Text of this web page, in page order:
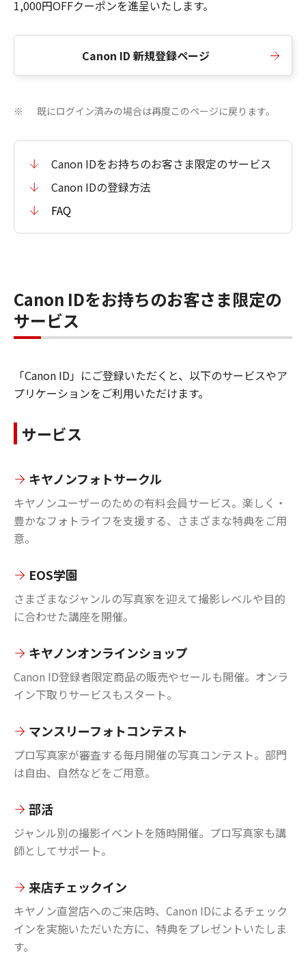
1,000円OFFクーポンを進呈いたします。
Canon ID 新規登録ページ
※ 既にログイン済みの場合は再度このページに戻ります。
Canon IDをお持ちのお客さま限定のサービス
Canon IDの登録方法
FAQ
Canon IDをお持ちのお客さま限定の
サービス
「Canon ID」にご登録いただくと、以下のサービスやア
プリケーションをご利用いただけます。
サービス
キヤノンフォトサークル
キヤノンユーザーのための有料会員サービス。楽しく・
豊かなフォトライフを支援する、さまざまな特典をご用
意。
EOS学園
さまざまなジャンルの写真家を迎えて撮影レベルや目的
に合わせた講座を開催。
キヤノンオンラインショップ
Canon ID登録者限定商品の販売やセールも開催。オンラ
イン下取りサービスもスタート。
マンスリーフォトコンテスト
プロ写真家が審査する毎月開催の写真コンテスト。部門
は自由、自然などをご用意。
部活
ジャンル別の撮影イベントを随時開催。プロ写真家も講
師としてサポート。
来店チェックイン
キヤノン直営店へのご来店時、Canon IDによるチェック
インを実施いただいた方に、特典をプレゼントいたしま
す。